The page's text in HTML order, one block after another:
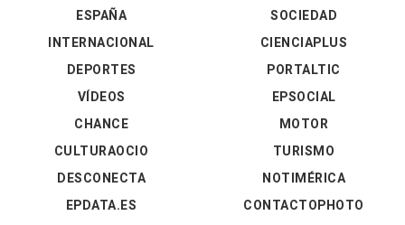
ESPAÑA
INTERNACIONAL
DEPORTES
VÍDEOS
SOCIEDAD
CIENCIAPLUS
PORTALTIC
EPSOCIAL
CHANCE
CULTURAOCIO
DESCONECTA
EPDATA.ES
MOTOR
TURISMO
NOTIMÉRICA
CONTACTOPHOTO